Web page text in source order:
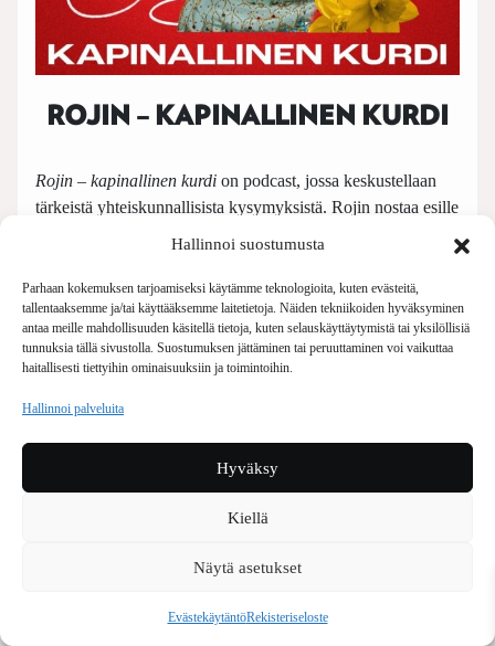
Hallinnoi suostumusta
Parhaan kokemuksen tarjoamiseksi käytämme teknologioita, kuten evästeitä,
tallentaaksemme ja/tai käyttääksemme laitetietoja. Näiden tekniikoiden hyväksyminen
antaa meille mahdollisuuden käsitellä tietoja, kuten selauskäyttäytymistä tai yksilöllisiä
tunnuksia tällä sivustolla. Suostumuksen jättäminen tai peruuttaminen voi vaikuttaa
haitallisesti tiettyihin ominaisuuksiin ja toimintoihin.
Hallinnoi palveluita
Hyväksy
Kiellä
Näytä asetukset
EvästekäytäntöRekisteriseloste
ROJIN – KAPINALLINEN KURDI
Rojin – kapinallinen kurdi on podcast, jossa keskustellaan
tärkeistä yhteiskunnallisista kysymyksistä. Rojin nostaa esille
tasa-arvo. Tavoitteena on tarjota kuuntelijoille moninainen
kuva yhteiskunnan tilasta.
YhteistyössäVoimankanssa. Kuunneltavissa myös
Syrjintä Iranissa kurdien silmin – Rojinin
Millaisia haasteita ja sortoa kokevat vähemmistöt